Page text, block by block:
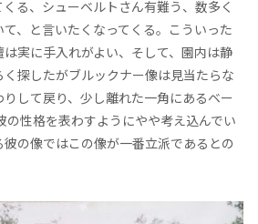
る、シューベルトさん有難う、数多く
、と言いたくなってくる。こういった
実に手入れがよい、そして、園内は静
探したがブルックナー像は見当たらな
して戻り、少し離れた一角にあるベー
の性格を表わすようにやや考え込んでい
の像ではこの像が一番立派であるとの